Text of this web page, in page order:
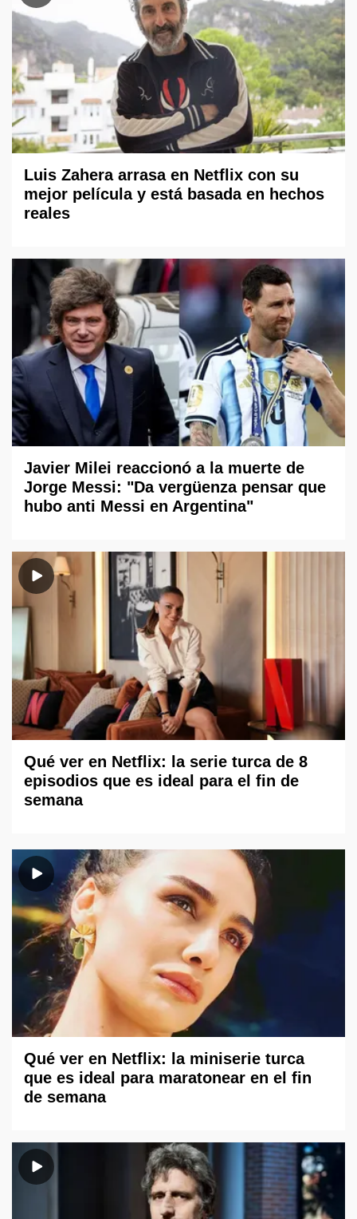
Luis Zahera arrasa en Netflix con su
mejor película y está basada en hechos
reales
Javier Milei reaccionó a la muerte de
Jorge Messi: "Da vergüenza pensar que
hubo anti Messi en Argentina"
Qué ver en Netflix: la serie turca de 8
episodios que es ideal para el fin de
semana
Qué ver en Netflix: la miniserie turca
que es ideal para maratonear en el fin
de semana